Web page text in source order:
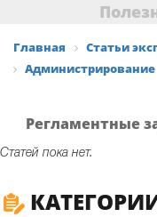
Главная Статьи
Администрирование
Регламентные
Статей пока нет.